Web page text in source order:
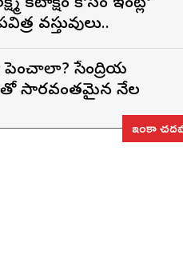
కటాక్షం కోసం ఇంట్లో
వస్తువులు..
సేంద్రియ
సారవంతమైన నేల
ఇంకా